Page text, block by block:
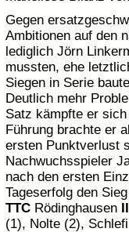
Gegen
Ambitionen auf den
lediglich Jörn
mussten, ehe
Siegen in Serie
Deutlich mehr
Satz kämpfte er
Führung brachte er
ersten Punktverlust
Nachwuchsspieler
nach den ersten
Tageserfolg den
TTC Rödinghausen
(1), Nolte (2),